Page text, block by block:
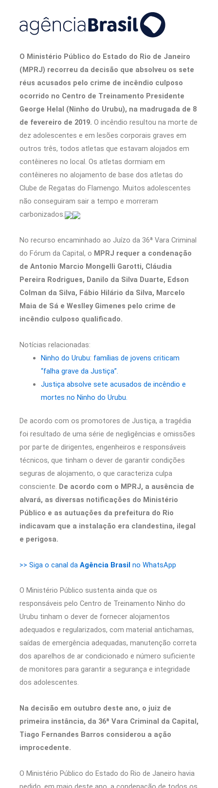
O Ministério Público do Estado do Rio de Janeiro
(MPRJ) recorreu da decisão que absolveu os sete
réus acusados pelo crime de incêndio culposo
ocorrido no Centro de Treinamento Presidente
George Helal (Ninho do Urubu), na madrugada de 8
de fevereiro de 2019. O incêndio resultou na morte de
dez adolescentes e em lesões corporais graves em
outros três, todos atletas que estavam alojados em
contêineres no local. Os atletas dormiam em
contêineres no alojamento de base dos atletas do
Clube de Regatas do Flamengo. Muitos adolescentes
não conseguiram sair a tempo e morreram
carbonizados.
No recurso encaminhado ao Juízo da 36ª Vara Criminal
do Fórum da Capital, o MPRJ requer a condenação
de Antonio Marcio Mongelli Garotti, Cláudia
Pereira Rodrigues, Danilo da Silva Duarte, Edson
Colman da Silva, Fábio Hilário da Silva, Marcelo
Maia de Sá e Weslley Gimenes pelo crime de
incêndio culposo qualificado.
Notícias relacionadas:
Ninho do Urubu: famílias de jovens criticam
“falha grave da Justiça”.
Justiça absolve sete acusados de incêndio e
mortes no Ninho do Urubu.
De acordo com os promotores de Justiça, a tragédia
foi resultado de uma série de negligências e omissões
por parte de dirigentes, engenheiros e responsáveis
técnicos, que tinham o dever de garantir condições
seguras de alojamento, o que caracteriza culpa
consciente. De acordo com o MPRJ, a ausência de
alvará, as diversas notificações do Ministério
Público e as autuações da prefeitura do Rio
indicavam que a instalação era clandestina, ilegal
e perigosa.
>> Siga o canal da Agência Brasil no WhatsApp
O Ministério Público sustenta ainda que os
responsáveis pelo Centro de Treinamento Ninho do
Urubu tinham o dever de fornecer alojamentos
adequados e regularizados, com material antichamas,
saídas de emergência adequadas, manutenção correta
dos aparelhos de ar condicionado e número suficiente
de monitores para garantir a segurança e integridade
dos adolescentes.
Na decisão em outubro deste ano, o juiz de
primeira instância, da 36ª Vara Criminal da Capital,
Tiago Fernandes Barros considerou a ação
improcedente.
O Ministério Público do Estado do Rio de Janeiro havia